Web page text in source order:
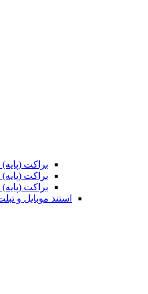
براکت (پایه)
براکت (پایه)
براکت
استند موبایل و